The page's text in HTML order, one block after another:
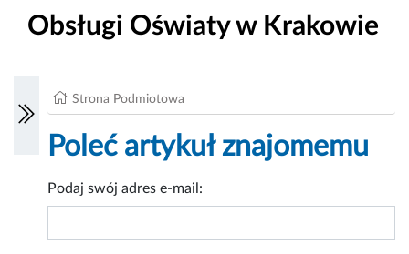
Obsługi Oświaty w Krakowie
Strona Podmiotowa
Poleć artykuł znajomemu
Podaj swój adres e-mail: